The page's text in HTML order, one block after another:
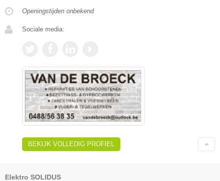
Openingstijden onbekend
Sociale media:
BEKIJK VOLLEDIG PROFIEL
Elektro SOLIDUS